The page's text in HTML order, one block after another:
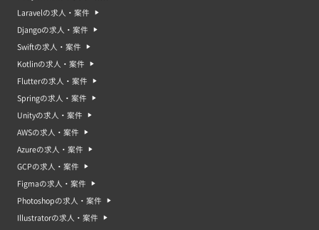
Laravelの求人・案件
Djangoの求人・案件
Swiftの求人・案件
Kotlinの求人・案件
Flutterの求人・案件
Springの求人・案件
Unityの求人・案件
AWSの求人・案件
Azureの求人・案件
GCPの求人・案件
Figmaの求人・案件
Photoshopの求人・案件
Illustratorの求人・案件